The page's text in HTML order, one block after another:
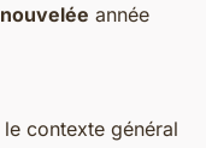
année
contexte général